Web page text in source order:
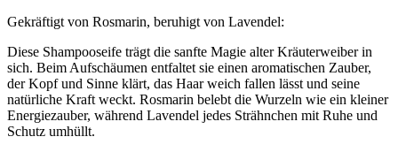
Gekräftigt von Rosmarin, beruhigt von Lavendel:
Diese Shampooseife trägt die sanfte Magie alter Kräuterweiber in
sich. Beim Aufschäumen entfaltet sie einen aromatischen Zauber,
der Kopf und Sinne klärt, das Haar weich fallen lässt und seine
natürliche Kraft weckt. Rosmarin belebt die Wurzeln wie ein kleiner
Energiezauber, während Lavendel jedes Strähnchen mit Ruhe und
Schutz umhüllt.